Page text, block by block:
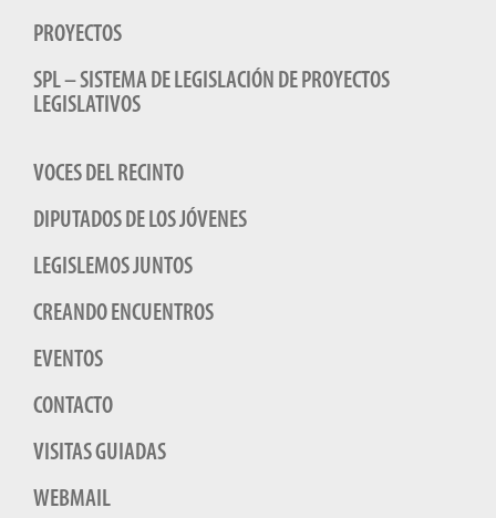
PROYECTOS
SPL – SISTEMA DE LEGISLACIÓN DE PROYECTOS
LEGISLATIVOS
VOCES DEL RECINTO
DIPUTADOS DE LOS JÓVENES
LEGISLEMOS JUNTOS
CREANDO ENCUENTROS
EVENTOS
CONTACTO
VISITAS GUIADAS
WEBMAIL